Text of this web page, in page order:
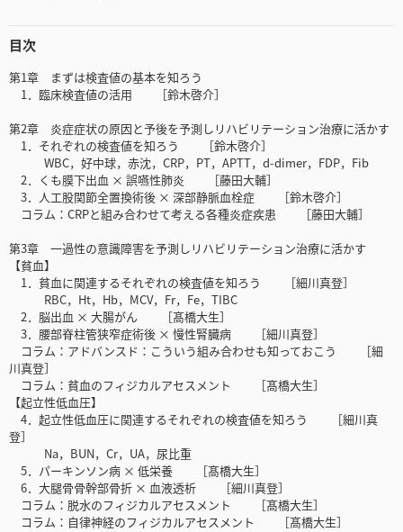
目次
第1章 まずは検査値の基本を知ろう
1．臨床検査値の活用 ［鈴木啓介］
第2章 炎症症状の原因と予後を予測しリハビリテーション治療に活かす
1．それぞれの検査値を知ろう ［鈴木啓介］
WBC，好中球，赤沈，CRP，PT，APTT，d-dimer，FDP，Fib
2．くも膜下出血 × 誤嚥性肺炎 ［藤田大輔］
3．人工股関節全置換術後 × 深部静脈血栓症 ［鈴木啓介］
コラム：CRPと組み合わせて考える各種炎症疾患 ［藤田大輔］
第3章 一過性の意識障害を予測しリハビリテーション治療に活かす
【貧血】
1．貧血に関連するそれぞれの検査値を知ろう ［細川真登］
RBC，Ht，Hb，MCV，Fr，Fe，TIBC
2．脳出血 × 大腸がん ［髙橋大生］
3．腰部脊柱管狭窄症術後 × 慢性腎臓病 ［細川真登］
コラム：アドバンスド：こういう組み合わせも知っておこう ［細
川真登］
コラム：貧血のフィジカルアセスメント ［髙橋大生］
【起立性低血圧】
4．起立性低血圧に関連するそれぞれの検査値を知ろう ［細川真
登］
Na，BUN，Cr，UA，尿比重
5．パーキンソン病 × 低栄養 ［髙橋大生］
6．大腿骨骨幹部骨折 × 血液透析 ［細川真登］
コラム：脱水のフィジカルアセスメント ［髙橋大生］
コラム：自律神経のフィジカルアセスメント ［髙橋大生］